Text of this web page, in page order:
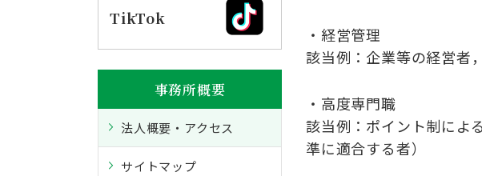
・経営管理
該当例： 企業等の経営者
・高度専門職
該当例： ポイント制によ
準に適合する者）
TikTok
事務所概要
法人概要・アクセス
サイトマップ